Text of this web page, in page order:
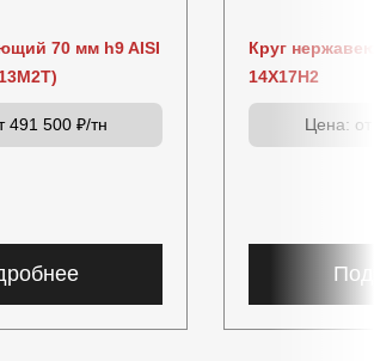
70 мм h9 AISI
491 500 ₽/тн
Круг
14Х17Н2
Цена: